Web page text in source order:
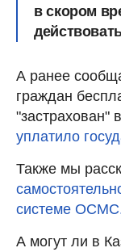
в скором
А ранее
граждан
уплатило
Также мы
системе
А могут ли в